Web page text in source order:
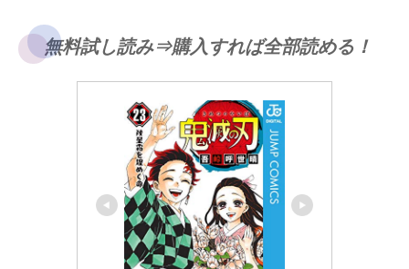
無料試し読み⇒購入すれば全部読める！